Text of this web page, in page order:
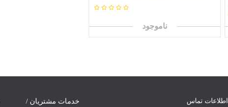
ناموجود
اطلاعات تماس
خدمات مشتریان /